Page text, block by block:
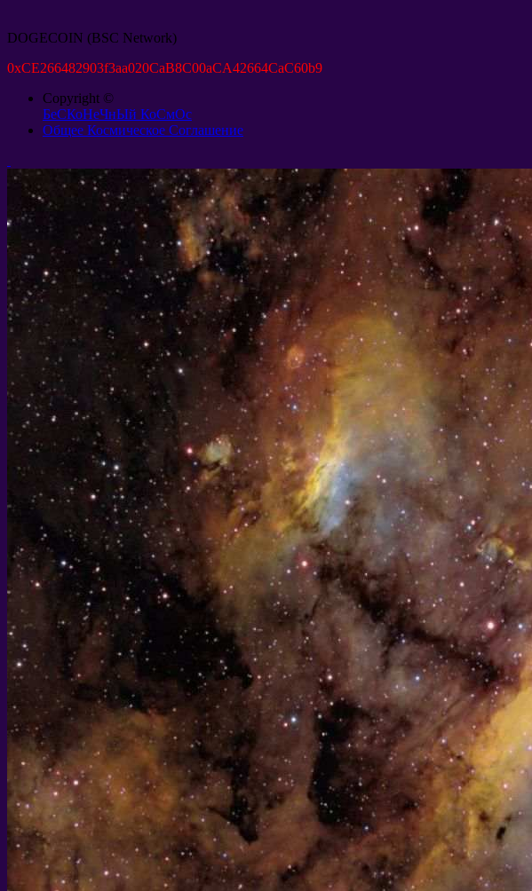
DOGECOIN (BSC Network)
0xCE266482903f3aa020CaB8C00aCA42664CaC60b9
Copyright ©
БеСКоНеЧнЫй КоСмОс
Общее Космическое Соглашение